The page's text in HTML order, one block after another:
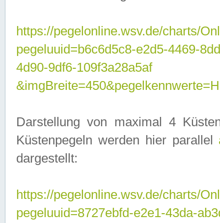
https://pegelonline.wsv.de/charts/
pegeluuid=b6c6d5c8-e2d5-4469-
4d90-9df6-109f3a28a5af
Darstellung von maximal 4
Küstenpegeln werden hier parallel
dargestellt:
https://pegelonline.wsv.de/charts/
pegeluuid=8727ebfd-e2e1-43da-